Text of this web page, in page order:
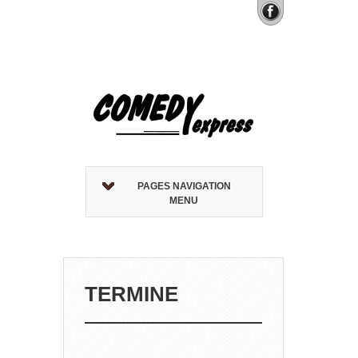
PAGES NAVIGATION
MENU
TERMINE